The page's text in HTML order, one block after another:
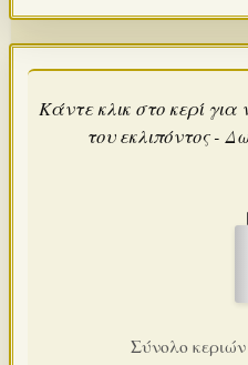
Κάντε κλικ στο κερί
του εκλιπόντος -
Σύνολο